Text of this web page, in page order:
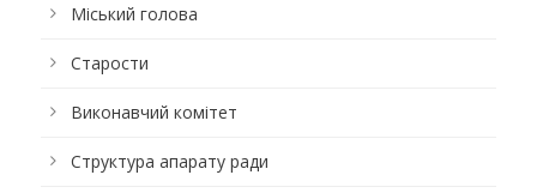
Міський голова
Старости
Виконавчий комітет
Структура апарату ради